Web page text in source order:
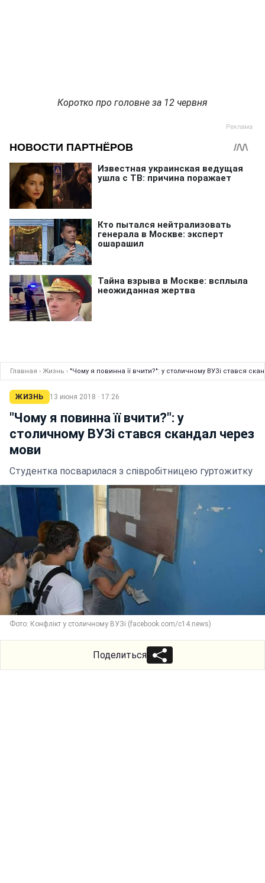
Коротко про головне за 12 червня
Главная › Жизнь › "Чому я повинна її вчити?": у столичному ВУЗі стався
ЖИЗНЬ 13 июня 2018 · 17:26
"Чому я повинна її вчити?": у
столичному ВУЗі стався скандал через
мови
Студентка посварилася з співробітницею гуртожитку
Фото: Конфлікт у столичному ВУЗі (facebook.com/c14.news)
Поделиться